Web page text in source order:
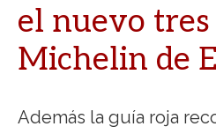
el nuevo
Michelin de
Además la guía roja